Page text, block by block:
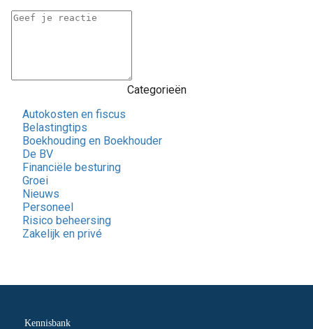
Categorieën
Autokosten en fiscus
Belastingtips
Boekhouding en Boekhouder
De BV
Financiële besturing
Groei
Nieuws
Personeel
Risico beheersing
Zakelijk en privé
Kennisbank